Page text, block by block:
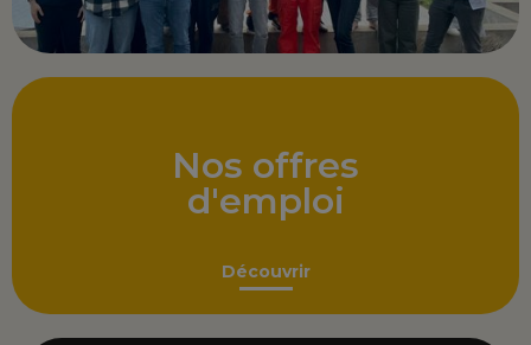
Nos offres
d'emploi
Découvrir